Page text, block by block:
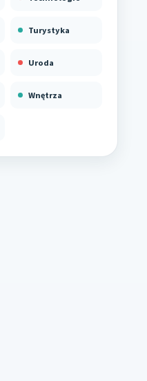
Turystyka
Uroda
Wnętrza